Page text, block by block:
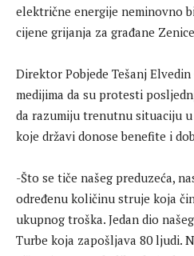
električne energije neminovno
cijene grijanja za građane
Direktor Pobjede Tešanj
medijima da su protesti
da razumiju trenutnu situaciju
koje državi donose benefite i
-Što se tiče našeg preduzeća,
određenu količinu struje koja
ukupnog troška. Jedan dio
Turbe koja zapošljava 80 ljudi.